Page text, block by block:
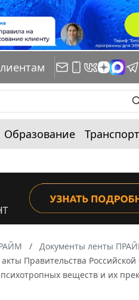
Образование Транспорт
Документы ленты
Правительства
веществ и их